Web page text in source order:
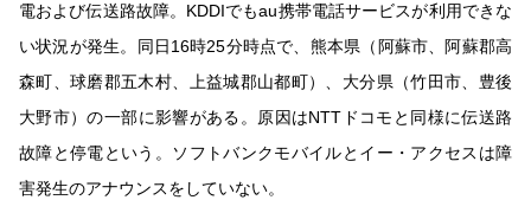
電および伝送路故障。KDDIでもau携帯電話サービスが利用できな
い状況が発生。同日16時25分時点で、熊本県（阿蘇市、阿蘇郡高
森町、球磨郡五木村、上益城郡山都町）、大分県（竹田市、豊後
大野市）の一部に影響がある。原因はNTTドコモと同様に伝送路
故障と停電という。ソフトバンクモバイルとイー・アクセスは障
害発生のアナウンスをしていない。